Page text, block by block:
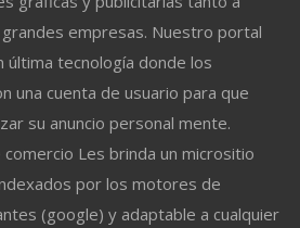
empresas. Nuestro portal
tecnología donde los
una cuenta de usuario para que
su anuncio personal mente.
Les brinda un micrositio
por los motores de
(google) y adaptable a cualquier